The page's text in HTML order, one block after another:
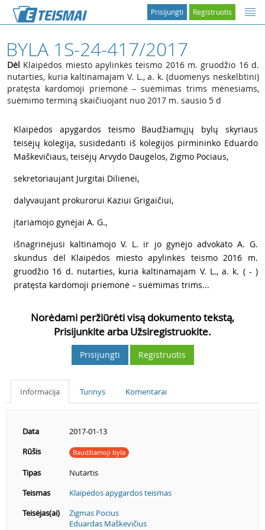
Registruotis
Prisijungti
BYLA 1S-24-417/2017
Dėl Klaipėdos miesto apylinkės teismo 2016 m. gruodžio 16 d.
nutarties, kuria kaltinamajam V. L., a. k. (duomenys neskelbtini)
pratęsta kardomoji priemonė – suėmimas trims mėnesiams,
suėmimo terminą skaičiuojant nuo 2017 m. sausio 5 d
Klaipėdos apygardos teismo Baudžiamųjų bylų skyriaus
teisėjų kolegija, susidedanti iš kolegijos pirmininko Eduardo
Maškevičiaus, teisėjų Arvydo Daugėlos, Zigmo Pociaus,
sekretoriaujant Jurgitai Dilienei,
dalyvaujant prokurorui Kaziui Grigaičiui,
įtariamojo gynėjai A. G.,
išnagrinėjusi kaltinamojo V. L. ir jo gynėjo advokato A. G.
skundus dėl Klaipėdos miesto apylinkės teismo 2016 m.
gruodžio 16 d. nutarties, kuria kaltinamajam V. L., a. k. ( - )
pratęsta kardomoji priemonė – suėmimas trims...
Norėdami peržiūrėti visą dokumento tekstą,
Prisijunkite arba Užsiregistruokite.
Prisijungti Registruotis
Informacija Turinys Komentarai
Data
2017-01-13
Rūšis
Baudžiamoji byla
Tipas
Nutartis
Teismas
Klaipėdos apygardos teismas
Teisėjas(ai)
Zigmas Pocius
Eduardas Maškevičius